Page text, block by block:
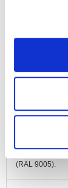
Material
Material
(RAL 9005).